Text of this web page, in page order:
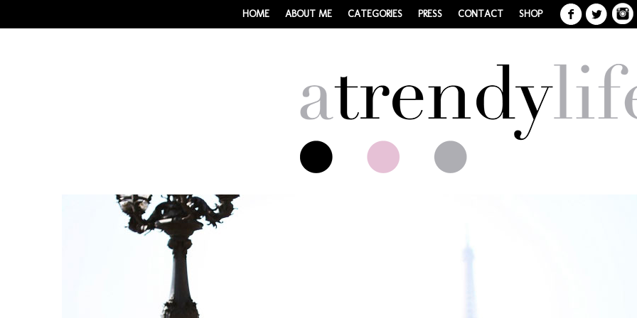
HOME ABOUT ME CATEGORIES PRESS CONTACT SHOP